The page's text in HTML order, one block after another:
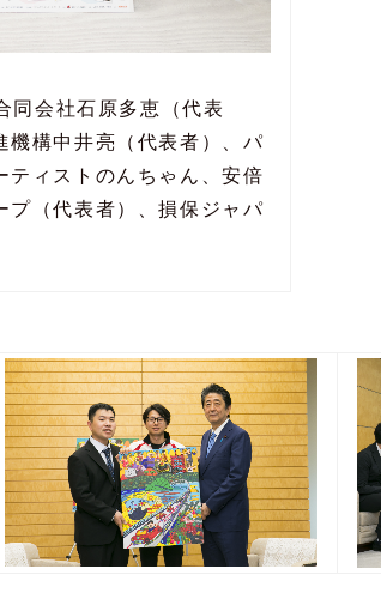
同会社石原多恵（代表
機構中井亮（代表者）、パ
ティストのんちゃん、安倍
プ（代表者）、損保ジャパ